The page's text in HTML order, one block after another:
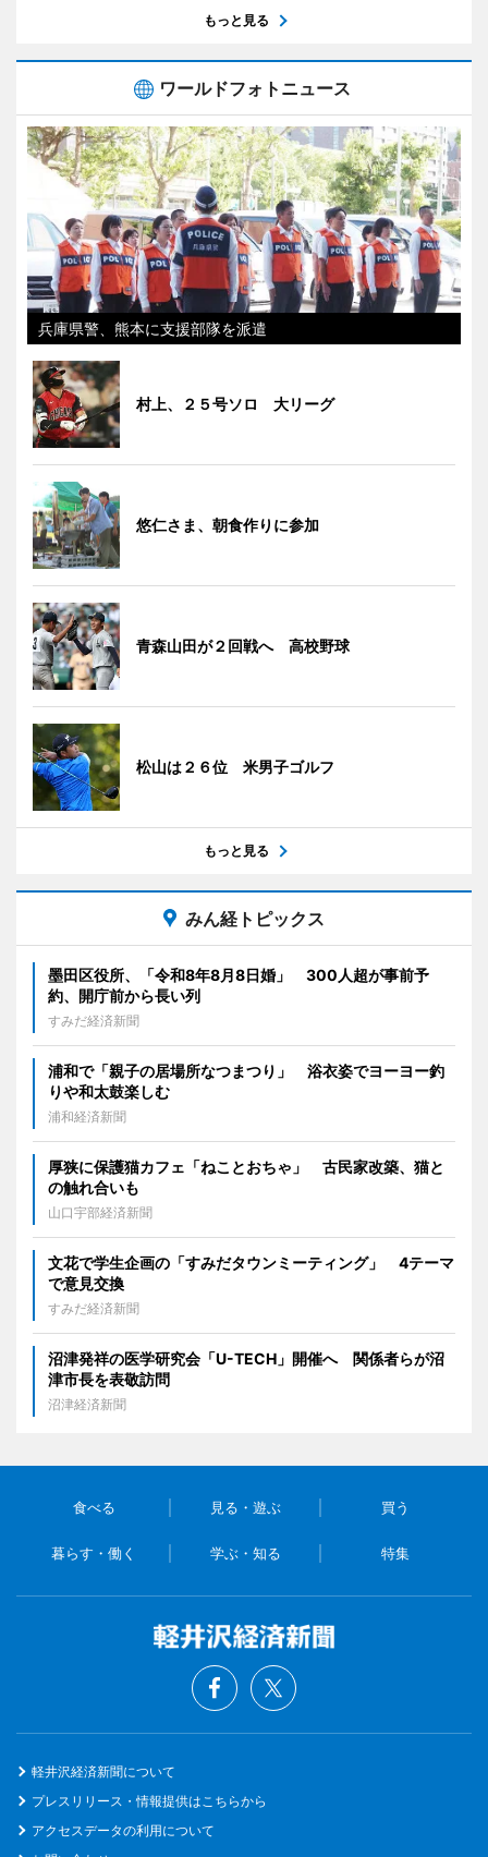
もっと見る
ワールドフォトニュース
兵庫県警、熊本に支援部隊を派遣
村上、２５号ソロ 大リーグ
悠仁さま、朝食作りに参加
青森山田が２回戦へ 高校野球
松山は２６位 米男子ゴルフ
もっと見る
みん経トピックス
墨田区役所、「令和8年8月8日婚」 300人超が事前予
約、開庁前から長い列
すみだ経済新聞
浦和で「親子の居場所なつまつり」 浴衣姿でヨーヨー釣
りや和太鼓楽しむ
浦和経済新聞
厚狭に保護猫カフェ「ねことおちゃ」 古民家改築、猫と
の触れ合いも
山口宇部経済新聞
文花で学生企画の「すみだタウンミーティング」 4テーマ
で意見交換
すみだ経済新聞
沼津発祥の医学研究会「U-TECH」開催へ 関係者らが沼
津市長を表敬訪問
沼津経済新聞
食べる 見る・遊ぶ 買う
暮らす・働く 学ぶ・知る 特集
軽井沢経済新聞について
プレスリリース・情報提供はこちらから
アクセスデータの利用について